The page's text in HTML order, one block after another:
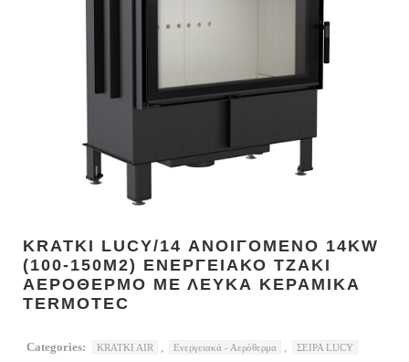
KRATKI LUCY/14 ΑΝΟΙΓΟΜΕΝΟ 14KW
(100-150M2) ΕΝΕΡΓΕΙΑΚΟ ΤΖΑΚΙ
ΑΕΡΟΘΕΡΜΟ ΜΕ ΛΕΥΚΑ ΚΕΡΑΜΙΚΑ
TERMOTEC
Categories: KRATKI AIR , Ενεργειακά - Αερόθερμα , ΣΕΙΡΑ LUCY